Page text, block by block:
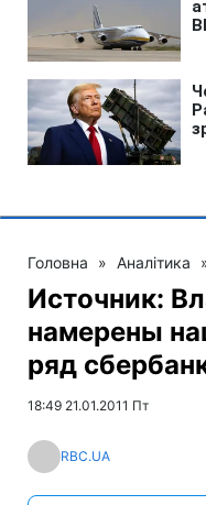
Головна » Аналітика
Источник:
намерены
ряд
18:49 21.01.2011 Пт
RBC.UA